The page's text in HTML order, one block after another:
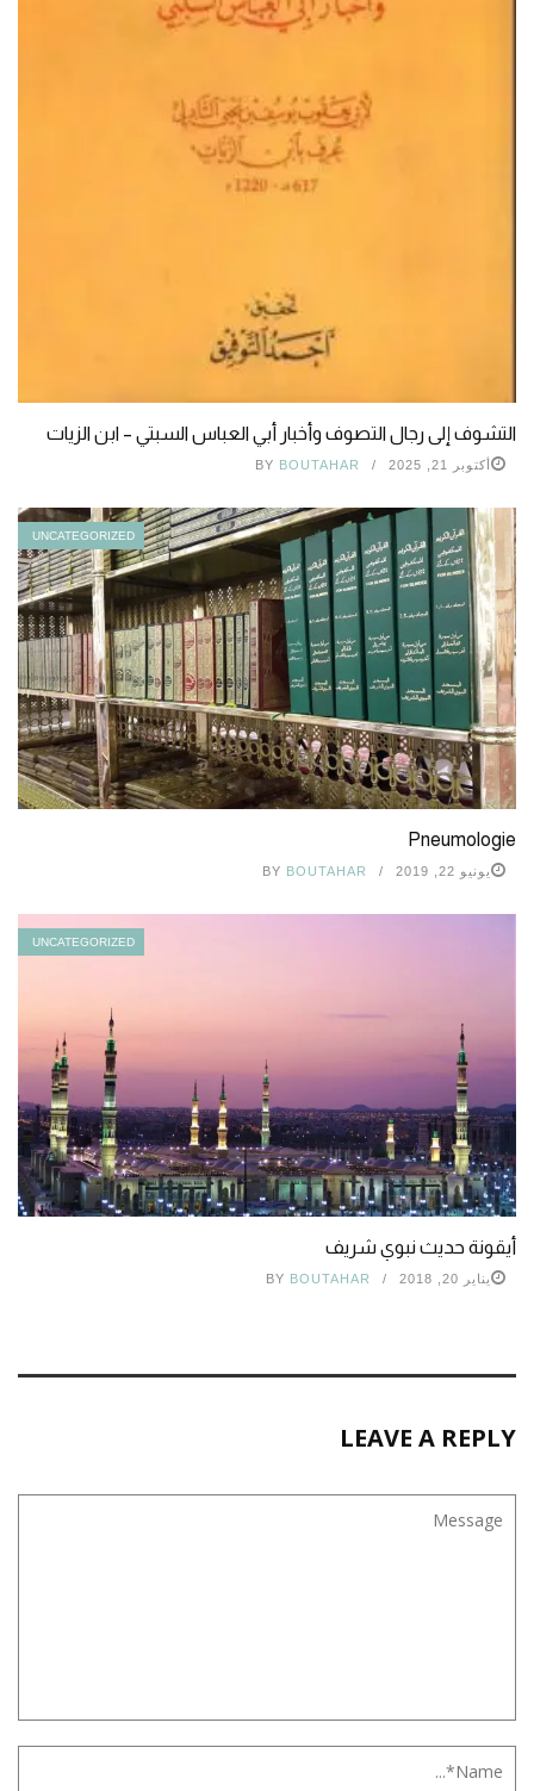
التشوف إلى رجال التصوف وأخبار أبي العباس السبتي – ابن الزيات
أكتوبر 21, 2025 BY BOUTAHAR
UNCATEGORIZED
Pneumologie
يونيو 22, 2019 BY BOUTAHAR
UNCATEGORIZED
أيقونة حديث نبوي شريف
يناير 20, 2018 BY BOUTAHAR
LEAVE A REPLY